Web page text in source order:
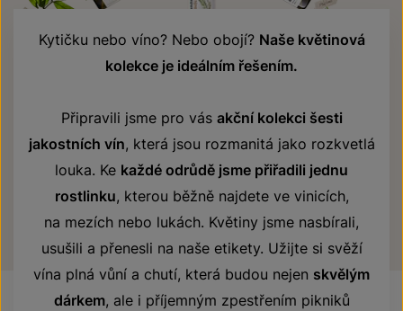
Kytičku nebo víno? Nebo obojí? Naše květinová
kolekce je ideálním řešením.
Připravili jsme pro vás akční kolekci šesti
jakostních vín, která jsou rozmanitá jako rozkvetlá
louka. Ke každé odrůdě jsme přiřadili jednu
rostlinku, kterou běžně najdete ve vinicích,
na mezích nebo lukách. Květiny jsme nasbírali,
usušili a přenesli na naše etikety. Užijte si svěží
vína plná vůní a chutí, která budou nejen skvělým
dárkem, ale i příjemným zpestřením pikniků